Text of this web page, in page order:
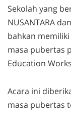
Sekolah yang
NUSANTARA
bahkan
masa pubertas
Education
Acara ini
masa pubertas